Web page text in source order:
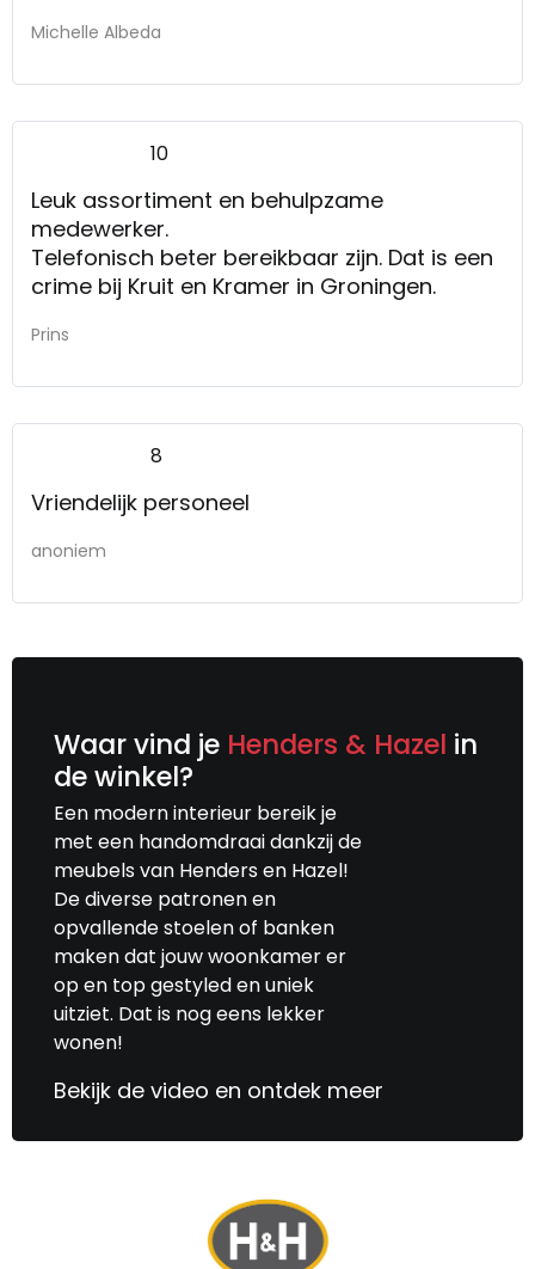
Michelle Albeda
10
Leuk assortiment en behulpzame
medewerker.
Telefonisch beter bereikbaar zijn. Dat is een
crime bij Kruit en Kramer in Groningen.
Prins
8
Vriendelijk personeel
anoniem
Waar vind je Henders & Hazel in
de winkel?
Een modern interieur bereik je
met een handomdraai dankzij de
meubels van Henders en Hazel!
De diverse patronen en
opvallende stoelen of banken
maken dat jouw woonkamer er
op en top gestyled en uniek
uitziet. Dat is nog eens lekker
wonen!
Bekijk de video en ontdek meer